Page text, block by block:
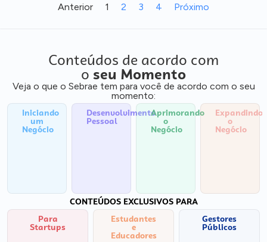
Anterior 1 2 3 4 Próximo
Conteúdos de acordo com
o seu Momento
Veja o que o Sebrae tem para você de acordo com o seu
momento:
Iniciando
um
Negócio
Desenvolvimento
Pessoal
Aprimorando
o
Negócio
Expandindo
o
Negócio
CONTEÚDOS EXCLUSIVOS PARA
Para
Startups
Estudantes
e
Educadores
Gestores
Públicos